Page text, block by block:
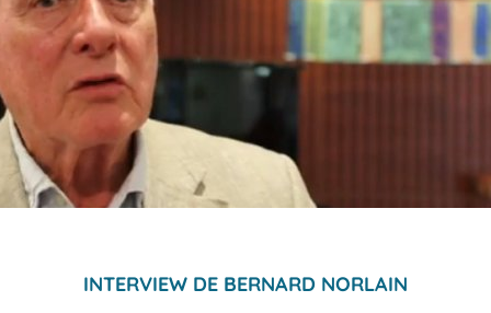
INTERVIEW DE BERNARD NORLAIN